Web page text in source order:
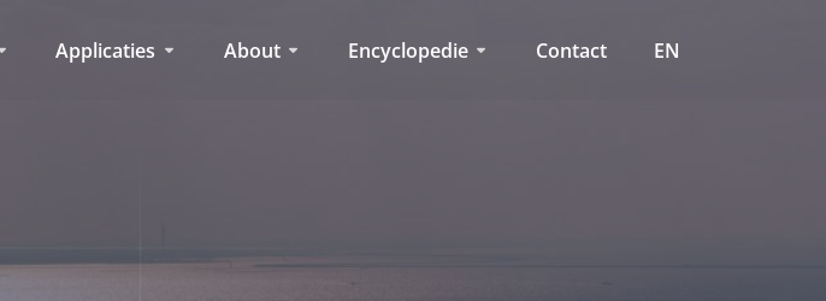
Applicaties About Encyclopedie Contact EN